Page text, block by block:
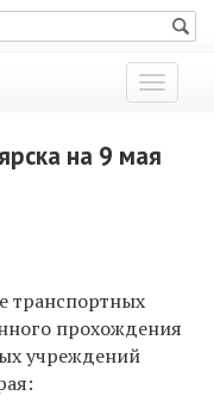
Показать
меню
на 9 мая
транспортных
прохождения
учреждений